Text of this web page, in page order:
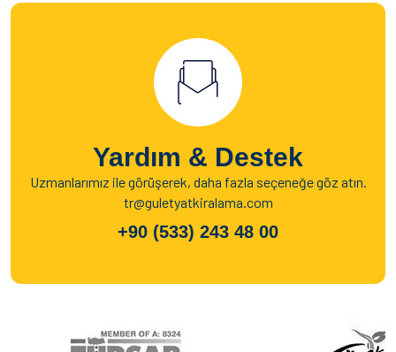
Yardım & Destek
Uzmanlarımız ile görüşerek, daha fazla seçeneğe göz atın.
tr@guletyatkiralama.com
+90 (533) 243 48 00